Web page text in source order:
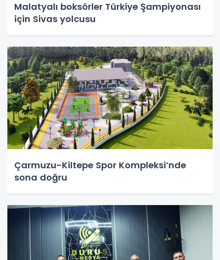
Malatyalı boksörler Türkiye Şampiyonası
için Sivas yolcusu
Çarmuzu-Kiltepe Spor Kompleksi’nde
sona doğru